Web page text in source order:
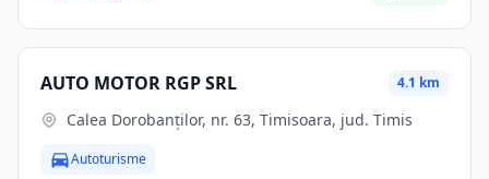
AUTO MOTOR RGP SRL 4.1 km
Calea Dorobanților, nr. 63, Timisoara, jud. Timis
Autoturisme